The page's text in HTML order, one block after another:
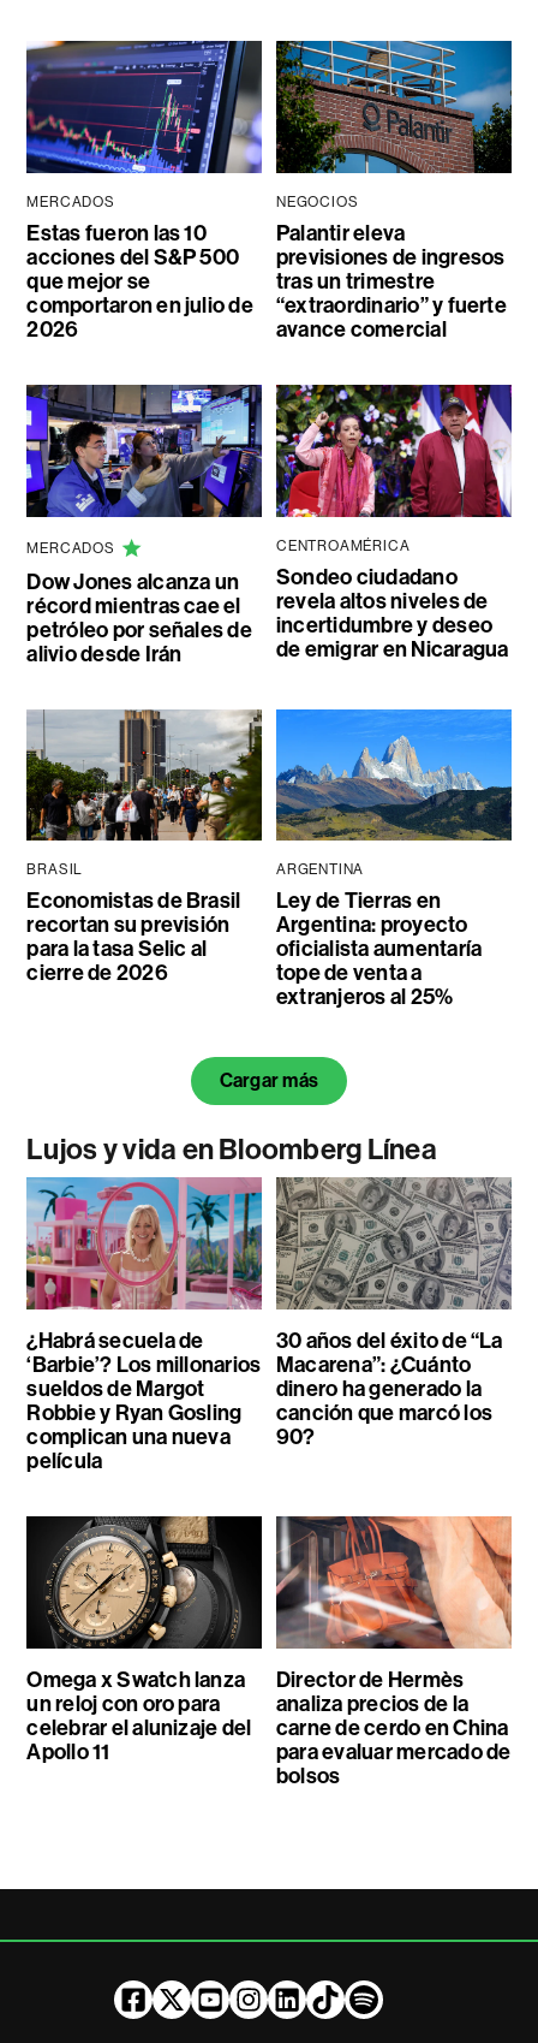
MERCADOS
Estas fueron las 10
acciones del S&P 500
que mejor se
comportaron en julio de
2026
NEGOCIOS
Palantir eleva
previsiones de ingresos
tras un trimestre
“extraordinario” y fuerte
avance comercial
MERCADOS
Dow Jones alcanza un
récord mientras cae el
petróleo por señales de
alivio desde Irán
CENTROAMÉRICA
Sondeo ciudadano
revela altos niveles de
incertidumbre y deseo
de emigrar en Nicaragua
BRASIL
Economistas de Brasil
recortan su previsión
para la tasa Selic al
cierre de 2026
ARGENTINA
Ley de Tierras en
Argentina: proyecto
oficialista aumentaría
tope de venta a
extranjeros al 25%
Cargar más
Lujos y vida en Bloomberg Línea
¿Habrá secuela de
‘Barbie’? Los millonarios
sueldos de Margot
Robbie y Ryan Gosling
complican una nueva
película
30 años del éxito de “La
Macarena”: ¿Cuánto
dinero ha generado la
canción que marcó los
90?
Omega x Swatch lanza
un reloj con oro para
celebrar el alunizaje del
Apollo 11
Director de Hermès
analiza precios de la
carne de cerdo en China
para evaluar mercado de
bolsos